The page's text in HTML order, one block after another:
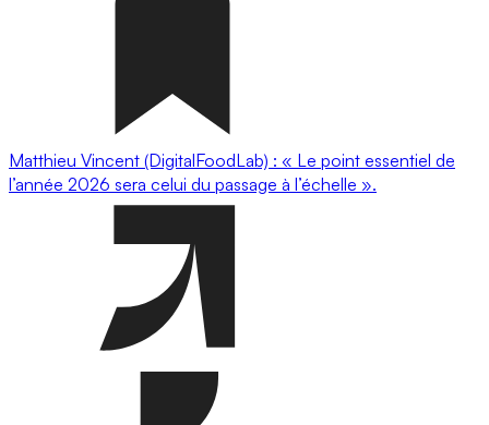
Matthieu Vincent (DigitalFoodLab) : « Le point essentiel de
l’année 2026 sera celui du passage à l’échelle ».